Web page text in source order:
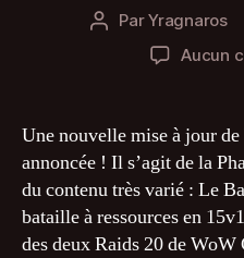
Auteur
ParYragnaros
Aucun
Une nouvelle mise à jour
annoncée ! Il s’agit de la
du contenu très varié : Le
bataille à ressources en
des deux Raids 20 de